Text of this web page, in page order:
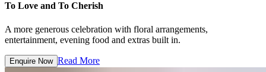
To Love and To Cherish​​​​‌ ‍ ​‍​‍‌‍ ‌ ​‍‌‍‍‌‌‍‌ ‌‍‍‌‌‍ ‍​‍​‍​ ‍‍​‍​‍‌ ​ ‌‍​‌‌‍ ‍‌‍‍‌‌ ‌​‌ ‍‌​‍ ‍‌‍‍‌‌‍ ​‍​‍​‍ ​​‍​‍‌‍‍​‌ ​‍‌‍‌‌‌‍‌‍​‍​‍​ ‍‍​‍​‍‌‍‍​‌ ‌​‌ ‌​‌ ​​‌ ​ ​ ‍‍​‍ ​‍ ‌‍ ​​‍ ‌‌‍​‌‌‍ ‍‌‍‌​​‍ ‌‌ ​‍​‍ ‌‌‍‍​‌‍ ‌ ‌​‌‍‌‌‌‍ ​‌ ​ ​‍ ‌‌ ​ ‌ ‌​‌ ‌‌‌‍‌​‌‍‍‌‌‍ ​‍ ‍‌ ‌‍‌‍‌‌‌ ​‍‌‍​ ‌‍‌‌‌‍ ​​‍ ‍‌‍​‌‌ ​​‌ ​​​‍ ‌‍‍‌‌‍ ‍‌ ‌​‌‍‌‌‌‍ ‍‌ ‌​​‍ ‌‍‌‌‌‍‌​‌‍‍‌‌ ‌​​‍ ‌‍ ‌‌‍ ‌‍‌​‌‍‌‌​ ‌‌ ​​‌ ​‍‌‍‌‌‌ ​ ‌‍‌‌‌‍ ‍‌ ‌​‌‍​‌‌ ‌​‌‍‍‌‌‍ ‌‍ ‍​ ‍ ‌‍‍‌‌‍‌​​ ‌​ ​‍​ ‍‌​ ‌​‌‍‌​​ ‌‌​ ‌‌‌‍‌‍​ ‌​​‍ ‌‌‍​‍‌‍‌‌​ ‌‌‌‍‌‌​‍ ‌​ ‌​​ ​​‌‍​‌​ ​‌​‍ ‌‌‍​‌​ ‌ ​ ‍‌​ ‌ ​‍ ‌‌‍‌‍​ ‌ ​ ​ ‌‍​‍‌‍‌‍‌‍‌​‌‍​ ‌‍‌‌​ ‌ ‌‍​‍‌‍‌‌​ ​​​ ‍ ‌ ‌​‌ ‍‌‌ ​​‌‍‌‌​ ‌‌‍‍​‌‍ ‌ ‌​‌‍‌‌‌‍ ​‌‌​ ‌‍‍‌‌ ‌​‌‍‌‌‌‌​​‌‍​‌‌‍‌ ‌‍‌‌​ ‍ ‌ ​​‌‍​‌‌ ‌​‌‍‍​​ ‌‌ ​​‌‍​‌‌‍‌ ‌‍‌‌‌​​‍‌ ‌‌‌‍‍‌‌‍ ​‌‍‌​‌‍‌‌‌ ​‍​‍‌‌​ ‌‌‌​​‍‌‌ ‌‍‍ ‌‍‌‌‌ ‍‌​‍‌‌​ ​ ‌​‌​​‍‌‌​ ​ ‌​‌​​‍‌‌​ ​‍​ ​‍‌‍​‍​ ​ ‌‍‌‍​ ​‌​ ‌‍​ ‍‌‌‍‌‍​ ‍​‌‍‌‍‌‍‌‍‌‍‌‌​ ​‍​‍‌‌​ ​‍​ ​‍​‍‌‌​ ‌‌‌​‌​​‍ ‍‌‍​ ‌‍ ‌‍ ‍‌ ‌​‌‍‌‌‌‍ ‍‌ ‌​​‍‌‌​ ‌‌‌​​‍‌‌ ‌‍‍ ‌‍‌‌‌ ‍‌​‍‌‌​ ​ ‌​‌​​‍‌‌​ ​ ‌​‌​​‍‌‌​ ​‍​ ​‍‌‍‌​​ ‍​​ ‌ ‌‍​ ​ ‌ ​ ​​​ ​‌​ ‌‍‌‍‌​​ ‍‌​ ​ ​ ​‍​‍‌‌​ ​‍​ ​‍​‍‌‌​ ‌‌‌​‌​​‍ ‍‌ ‌​‌‍‍‌‌ ‌​‌‍ ​‌‍‌‌​ ‌‍​‍‌‍​‌‌ ​ ‌‍‌‌‌‌‌‌‌ ​‍‌‍ ​​ ‌‌‍‍​‌ ‌​‌ ‌​‌ ​​‌ ​ ​‍‌‌​ ​ ‌​​‌​‍‌‌​ ​‍‌​‌‍​‍‌‌​ ​‍‌​‌‍‌‍ ​​‍ ‌‌‍​‌‌‍ ‍‌‍‌​​‍ ‌‌ ​‍​‍ ‌‌‍‍​‌‍ ‌ ‌​‌‍‌‌‌‍ ​‌ ​ ​‍ ‌‌ ​ ‌ ‌​‌ ‌‌‌‍‌​‌‍‍‌‌‍ ​‍ ‍‌ ‌‍‌‍‌‌‌ ​‍‌‍​ ‌‍‌‌‌‍ ​​‍ ‍‌‍​‌‌ ​​‌ ​​​‍‌‍‌‍‍‌‌‍‌​​ ‌​ ​‍​ ‍‌​ ‌​‌‍‌​​ ‌‌​ ‌‌‌‍‌‍​ ‌​​‍ ‌‌‍​‍‌‍‌‌​ ‌‌‌‍‌‌​‍ ‌​ ‌​​ ​​‌‍​‌​ ​‌​‍ ‌‌‍​‌​ ‌ ​ ‍‌​ ‌ ​‍ ‌‌‍‌‍​ ‌ ​ ​ ‌‍​‍‌‍‌‍‌‍‌​‌‍​ ‌‍‌‌​ ‌ ‌‍​‍‌‍‌‌​ ​​​‍‌‍‌ ‌​‌ ‍‌‌ ​​‌‍‌‌​ ‌‌‍‍​‌‍ ‌ ‌​‌‍‌‌‌‍ ​‌‌​ ‌‍‍‌‌ ‌​‌‍‌‌‌‌​​‌‍​‌‌‍‌ ‌‍‌‌​‍‌‍‌ ​​‌‍​‌‌ ‌​‌‍‍​​ ‌‌ ​​‌‍​‌‌‍‌ ‌‍‌‌‌​​‍‌ ‌‌‌‍‍‌‌‍ ​‌‍‌​‌‍‌‌‌ ​‍​‍‌‌​ ‌‌‌​​‍‌‌ ‌‍‍ ‌‍‌‌‌ ‍‌​‍‌‌​ ​ ‌​‌​​‍‌‌​ ​ ‌​‌​​‍‌‌​ ​‍​ ​‍‌‍​‍​ ​ ‌‍‌‍​ ​‌​ ‌‍​ ‍‌‌‍‌‍​ ‍​‌‍‌‍‌‍‌‍‌‍‌‌​ ​‍​‍‌‌​ ​‍​ ​‍​‍‌‌​ ‌‌‌​‌​​‍ ‍‌‍​ ‌‍ ‌‍ ‍‌ ‌​‌‍‌‌‌‍ ‍‌ ‌​​‍‌‌​ ‌‌‌​​‍‌‌ ‌‍‍ ‌‍‌‌‌ ‍‌​‍‌‌​ ​ ‌​‌​​‍‌‌​ ​ ‌​‌​​‍‌‌​ ​‍​ ​‍‌‍‌​​ ‍​​ ‌ ‌‍​ ​ ‌ ​ ​​​ ​‌​ ‌‍‌‍‌​​ ‍‌​ ​ ​ ​‍​‍‌‌​ ​‍​ ​‍​‍‌‌​ ‌‌‌​‌​​‍ ‍‌ ‌​‌‍‍‌‌ ‌​‌‍ ​‌‍‌‌​‍‌‍‌ ​​‌‍‌‌‌ ​‍‌ ​ ‌ ​​‌‍‌‌‌‍​ ‌ ‌​‌‍‍‌‌ ‌‍‌‍‌‌​ ‌‌ ​​‌ ‌‌‌‍​‍‌‍ ​‌‍‍‌‌ ​ ‌‍‍​‌‍‌‌‌‍‌​​‍​‍‌ ‌
A more generous celebration with floral arrangements,
entertainment, evening food and extras built in.​​​​‌ ‍ ​‍​‍‌‍ ‌ ​‍‌‍‍‌‌‍‌ ‌‍‍‌‌‍ ‍​‍​‍​ ‍‍​‍​‍‌ ​ ‌‍​‌‌‍ ‍‌‍‍‌‌ ‌​‌ ‍‌​‍ ‍‌‍‍‌‌‍ ​‍​‍​‍ ​​‍​‍‌‍‍​‌ ​‍‌‍‌‌‌‍‌‍​‍​‍​ ‍‍​‍​‍‌‍‍​‌ ‌​‌ ‌​‌ ​​‌ ​ ​ ‍‍​‍ ​‍ ‌‍ ​​‍ ‌‌‍​‌‌‍ ‍‌‍‌​​‍ ‌‌ ​‍​‍ ‌‌‍‍​‌‍ ‌ ‌​‌‍‌‌‌‍ ​‌ ​ ​‍ ‌‌ ​ ‌ ‌​‌ ‌‌‌‍‌​‌‍‍‌‌‍ ​‍ ‍‌ ‌‍‌‍‌‌‌ ​‍‌‍​ ‌‍‌‌‌‍ ​​‍ ‍‌‍​‌‌ ​​‌ ​​​‍ ‌‍‍‌‌‍ ‍‌ ‌​‌‍‌‌‌‍ ‍‌ ‌​​‍ ‌‍‌‌‌‍‌​‌‍‍‌‌ ‌​​‍ ‌‍ ‌‌‍ ‌‍‌​‌‍‌‌​ ‌‌ ​​‌ ​‍‌‍‌‌‌ ​ ‌‍‌‌‌‍ ‍‌ ‌​‌‍​‌‌ ‌​‌‍‍‌‌‍ ‌‍ ‍​ ‍ ‌‍‍‌‌‍‌​​ ‌​ ​‍​ ‍‌​ ‌​‌‍‌​​ ‌‌​ ‌‌‌‍‌‍​ ‌​​‍ ‌‌‍​‍‌‍‌‌​ ‌‌‌‍‌‌​‍ ‌​ ‌​​ ​​‌‍​‌​ ​‌​‍ ‌‌‍​‌​ ‌ ​ ‍‌​ ‌ ​‍ ‌‌‍‌‍​ ‌ ​ ​ ‌‍​‍‌‍‌‍‌‍‌​‌‍​ ‌‍‌‌​ ‌ ‌‍​‍‌‍‌‌​ ​​​ ‍ ‌ ‌​‌ ‍‌‌ ​​‌‍‌‌​ ‌‌‍‍​‌‍ ‌ ‌​‌‍‌‌‌‍ ​‌‌​ ‌‍‍‌‌ ‌​‌‍‌‌‌‌​​‌‍​‌‌‍‌ ‌‍‌‌​ ‍ ‌ ​​‌‍​‌‌ ‌​‌‍‍​​ ‌‌ ​​‌‍​‌‌‍‌ ‌‍‌‌‌​​‍‌ ‌‌‌‍‍‌‌‍ ​‌‍‌​‌‍‌‌‌ ​‍​‍‌‌​ ‌‌‌​​‍‌‌ ‌‍‍ ‌‍‌‌‌ ‍‌​‍‌‌​ ​ ‌​‌​​‍‌‌​ ​ ‌​‌​​‍‌‌​ ​‍​ ​‍‌‍​‍​ ​ ‌‍‌‍​ ​‌​ ‌‍​ ‍‌‌‍‌‍​ ‍​‌‍‌‍‌‍‌‍‌‍‌‌​ ​‍​‍‌‌​ ​‍​ ​‍​‍‌‌​ ‌‌‌​‌​​‍ ‍‌‍​ ‌‍ ‌‍ ‍‌ ‌​‌‍‌‌‌‍ ‍‌ ‌​​‍‌‌​ ‌‌‌​​‍‌‌ ‌‍‍ ‌‍‌‌‌ ‍‌​‍‌‌​ ​ ‌​‌​​‍‌‌​ ​ ‌​‌​​‍‌‌​ ​‍​ ​‍‌‍‌​​ ‍​​ ‌ ‌‍​ ​ ‌ ​ ​​​ ​‌​ ‌‍‌‍‌​​ ‍‌​ ​ ​ ​‍​‍‌‌​ ​‍​ ​‍​‍‌‌​ ‌‌‌​‌​​‍ ‍‌‍‌‌‌ ‍​‌‍​ ‌‍‌‌‌ ​‍‌ ​​‌ ‌​​ ‌‍​‍‌‍​‌‌ ​ ‌‍‌‌‌‌‌‌‌ ​‍‌‍ ​​ ‌‌‍‍​‌ ‌​‌ ‌​‌ ​​‌ ​ ​‍‌‌​ ​ ‌​​‌​‍‌‌​ ​‍‌​‌‍​‍‌‌​ ​‍‌​‌‍‌‍ ​​‍ ‌‌‍​‌‌‍ ‍‌‍‌​​‍ ‌‌ ​‍​‍ ‌‌‍‍​‌‍ ‌ ‌​‌‍‌‌‌‍ ​‌ ​ ​‍ ‌‌ ​ ‌ ‌​‌ ‌‌‌‍‌​‌‍‍‌‌‍ ​‍ ‍‌ ‌‍‌‍‌‌‌ ​‍‌‍​ ‌‍‌‌‌‍ ​​‍ ‍‌‍​‌‌ ​​‌ ​​​‍‌‍‌‍‍‌‌‍‌​​ ‌​ ​‍​ ‍‌​ ‌​‌‍‌​​ ‌‌​ ‌‌‌‍‌‍​ ‌​​‍ ‌‌‍​‍‌‍‌‌​ ‌‌‌‍‌‌​‍ ‌​ ‌​​ ​​‌‍​‌​ ​‌​‍ ‌‌‍​‌​ ‌ ​ ‍‌​ ‌ ​‍ ‌‌‍‌‍​ ‌ ​ ​ ‌‍​‍‌‍‌‍‌‍‌​‌‍​ ‌‍‌‌​ ‌ ‌‍​‍‌‍‌‌​ ​​​‍‌‍‌ ‌​‌ ‍‌‌ ​​‌‍‌‌​ ‌‌‍‍​‌‍ ‌ ‌​‌‍‌‌‌‍ ​‌‌​ ‌‍‍‌‌ ‌​‌‍‌‌‌‌​​‌‍​‌‌‍‌ ‌‍‌‌​‍‌‍‌ ​​‌‍​‌‌ ‌​‌‍‍​​ ‌‌ ​​‌‍​‌‌‍‌ ‌‍‌‌‌​​‍‌ ‌‌‌‍‍‌‌‍ ​‌‍‌​‌‍‌‌‌ ​‍​‍‌‌​ ‌‌‌​​‍‌‌ ‌‍‍ ‌‍‌‌‌ ‍‌​‍‌‌​ ​ ‌​‌​​‍‌‌​ ​ ‌​‌​​‍‌‌​ ​‍​ ​‍‌‍​‍​ ​ ‌‍‌‍​ ​‌​ ‌‍​ ‍‌‌‍‌‍​ ‍​‌‍‌‍‌‍‌‍‌‍‌‌​ ​‍​‍‌‌​ ​‍​ ​‍​‍‌‌​ ‌‌‌​‌​​‍ ‍‌‍​ ‌‍ ‌‍ ‍‌ ‌​‌‍‌‌‌‍ ‍‌ ‌​​‍‌‌​ ‌‌‌​​‍‌‌ ‌‍‍ ‌‍‌‌‌ ‍‌​‍‌‌​ ​ ‌​‌​​‍‌‌​ ​ ‌​‌​​‍‌‌​ ​‍​ ​‍‌‍‌​​ ‍​​ ‌ ‌‍​ ​ ‌ ​ ​​​ ​‌​ ‌‍‌‍‌​​ ‍‌​ ​ ​ ​‍​‍‌‌​ ​‍​ ​‍​‍‌‌​ ‌‌‌​‌​​‍ ‍‌‍‌‌‌ ‍​‌‍​ ‌‍‌‌‌ ​‍‌ ​​‌ ‌​​‍‌‍‌ ​​‌‍‌‌‌ ​‍‌ ​ ‌ ​​‌‍‌‌‌‍​ ‌ ‌​‌‍‍‌‌ ‌‍‌‍‌‌​ ‌‌ ​​‌ ‌‌‌‍​‍‌‍ ​‌‍‍‌‌ ​ ‌‍‍​‌‍‌‌‌‍‌​​‍​‍‌ ‌
Enquire Now​​​​‌ ‍ ​‍​‍‌‍ ‌ ​‍‌‍‍‌‌‍‌ ‌‍‍‌‌‍ ‍​‍​‍​ ‍‍​‍​‍‌ ​ ‌‍​‌‌‍ ‍‌‍‍‌‌ ‌​‌ ‍‌​‍ ‍‌‍‍‌‌‍ ​‍​‍​‍ ​​‍​‍‌‍‍​‌ ​‍‌‍‌‌‌‍‌‍​‍​‍​ ‍‍​‍​‍‌‍‍​‌ ‌​‌ ‌​‌ ​​‌ ​ ​ ‍‍​‍ ​‍ ‌‍ ​​‍ ‌‌‍​‌‌‍ ‍‌‍‌​​‍ ‌‌ ​‍​‍ ‌‌‍‍​‌‍ ‌ ‌​‌‍‌‌‌‍ ​‌ ​ ​‍ ‌‌ ​ ‌ ‌​‌ ‌‌‌‍‌​‌‍‍‌‌‍ ​‍ ‍‌ ‌‍‌‍‌‌‌ ​‍‌‍​ ‌‍‌‌‌‍ ​​‍ ‍‌‍​‌‌ ​​‌ ​​​‍ ‌‍‍‌‌‍ ‍‌ ‌​‌‍‌‌‌‍ ‍‌ ‌​​‍ ‌‍‌‌‌‍‌​‌‍‍‌‌ ‌​​‍ ‌‍ ‌‌‍ ‌‍‌​‌‍‌‌​ ‌‌ ​​‌ ​‍‌‍‌‌‌ ​ ‌‍‌‌‌‍ ‍‌ ‌​‌‍​‌‌ ‌​‌‍‍‌‌‍ ‌‍ ‍​ ‍ ‌‍‍‌‌‍‌​​ ‌​ ​‍​ ‍‌​ ‌​‌‍‌​​ ‌‌​ ‌‌‌‍‌‍​ ‌​​‍ ‌‌‍​‍‌‍‌‌​ ‌‌‌‍‌‌​‍ ‌​ ‌​​ ​​‌‍​‌​ ​‌​‍ ‌‌‍​‌​ ‌ ​ ‍‌​ ‌ ​‍ ‌‌‍‌‍​ ‌ ​ ​ ‌‍​‍‌‍‌‍‌‍‌​‌‍​ ‌‍‌‌​ ‌ ‌‍​‍‌‍‌‌​ ​​​ ‍ ‌ ‌​‌ ‍‌‌ ​​‌‍‌‌​ ‌‌‍‍​‌‍ ‌ ‌​‌‍‌‌‌‍ ​‌‌​ ‌‍‍‌‌ ‌​‌‍‌‌‌‌​​‌‍​‌‌‍‌ ‌‍‌‌​ ‍ ‌ ​​‌‍​‌‌ ‌​‌‍‍​​ ‌‌ ​​‌‍​‌‌‍‌ ‌‍‌‌‌​​‍‌ ‌‌‌‍‍‌‌‍ ​‌‍‌​‌‍‌‌‌ ​‍​‍‌‌​ ‌‌‌​​‍‌‌ ‌‍‍ ‌‍‌‌‌ ‍‌​‍‌‌​ ​ ‌​‌​​‍‌‌​ ​ ‌​‌​​‍‌‌​ ​‍​ ​‍‌‍​‍​ ​ ‌‍‌‍​ ​‌​ ‌‍​ ‍‌‌‍‌‍​ ‍​‌‍‌‍‌‍‌‍‌‍‌‌​ ​‍​‍‌‌​ ​‍​ ​‍​‍‌‌​ ‌‌‌​‌​​‍ ‍‌‍​ ‌‍ ‌‍ ‍‌ ‌​‌‍‌‌‌‍ ‍‌ ‌​​‍‌‌​ ‌‌‌​​‍‌‌ ‌‍‍ ‌‍‌‌‌ ‍‌​‍‌‌​ ​ ‌​‌​​‍‌‌​ ​ ‌​‌​​‍‌‌​ ​‍​ ​‍‌‍‌​​ ‍​​ ‌ ‌‍​ ​ ‌ ​ ​​​ ​‌​ ‌‍‌‍‌​​ ‍‌​ ​ ​ ​‍​‍‌‌​ ​‍​ ​‍​‍‌‌​ ‌‌‌​‌​​‍ ‍‌ ​​‌ ​‍‌‍‍‌‌‍ ‌‌‍​‌‌ ​‍‌ ‍‌‌​​ ‌ ‌​‌‍​‌​‍ ‍‌‍ ​‌‍​‌‌‍​‍‌‍‌‌‌‍ ​​ ‌‍​‍‌‍​‌‌ ​ ‌‍‌‌‌‌‌‌‌ ​‍‌‍ ​​ ‌‌‍‍​‌ ‌​‌ ‌​‌ ​​‌ ​ ​‍‌‌​ ​ ‌​​‌​‍‌‌​ ​‍‌​‌‍​‍‌‌​ ​‍‌​‌‍‌‍ ​​‍ ‌‌‍​‌‌‍ ‍‌‍‌​​‍ ‌‌ ​‍​‍ ‌‌‍‍​‌‍ ‌ ‌​‌‍‌‌‌‍ ​‌ ​ ​‍ ‌‌ ​ ‌ ‌​‌ ‌‌‌‍‌​‌‍‍‌‌‍ ​‍ ‍‌ ‌‍‌‍‌‌‌ ​‍‌‍​ ‌‍‌‌‌‍ ​​‍ ‍‌‍​‌‌ ​​‌ ​​​‍‌‍‌‍‍‌‌‍‌​​ ‌​ ​‍​ ‍‌​ ‌​‌‍‌​​ ‌‌​ ‌‌‌‍‌‍​ ‌​​‍ ‌‌‍​‍‌‍‌‌​ ‌‌‌‍‌‌​‍ ‌​ ‌​​ ​​‌‍​‌​ ​‌​‍ ‌‌‍​‌​ ‌ ​ ‍‌​ ‌ ​‍ ‌‌‍‌‍​ ‌ ​ ​ ‌‍​‍‌‍‌‍‌‍‌​‌‍​ ‌‍‌‌​ ‌ ‌‍​‍‌‍‌‌​ ​​​‍‌‍‌ ‌​‌ ‍‌‌ ​​‌‍‌‌​ ‌‌‍‍​‌‍ ‌ ‌​‌‍‌‌‌‍ ​‌‌​ ‌‍‍‌‌ ‌​‌‍‌‌‌‌​​‌‍​‌‌‍‌ ‌‍‌‌​‍‌‍‌ ​​‌‍​‌‌ ‌​‌‍‍​​ ‌‌ ​​‌‍​‌‌‍‌ ‌‍‌‌‌​​‍‌ ‌‌‌‍‍‌‌‍ ​‌‍‌​‌‍‌‌‌ ​‍​‍‌‌​ ‌‌‌​​‍‌‌ ‌‍‍ ‌‍‌‌‌ ‍‌​‍‌‌​ ​ ‌​‌​​‍‌‌​ ​ ‌​‌​​‍‌‌​ ​‍​ ​‍‌‍​‍​ ​ ‌‍‌‍​ ​‌​ ‌‍​ ‍‌‌‍‌‍​ ‍​‌‍‌‍‌‍‌‍‌‍‌‌​ ​‍​‍‌‌​ ​‍​ ​‍​‍‌‌​ ‌‌‌​‌​​‍ ‍‌‍​ ‌‍ ‌‍ ‍‌ ‌​‌‍‌‌‌‍ ‍‌ ‌​​‍‌‌​ ‌‌‌​​‍‌‌ ‌‍‍ ‌‍‌‌‌ ‍‌​‍‌‌​ ​ ‌​‌​​‍‌‌​ ​ ‌​‌​​‍‌‌​ ​‍​ ​‍‌‍‌​​ ‍​​ ‌ ‌‍​ ​ ‌ ​ ​​​ ​‌​ ‌‍‌‍‌​​ ‍‌​ ​ ​ ​‍​‍‌‌​ ​‍​ ​‍​‍‌‌​ ‌‌‌​‌​​‍ ‍‌ ​​‌ ​‍‌‍‍‌‌‍ ‌‌‍​‌‌ ​‍‌ ‍‌‌​​ ‌ ‌​‌‍​‌​‍ ‍‌‍ ​‌‍​‌‌‍​‍‌‍‌‌‌‍ ​​‍‌‍‌ ​​‌‍‌‌‌ ​‍‌ ​ ‌ ​​‌‍‌‌‌‍​ ‌ ‌​‌‍‍‌‌ ‌‍‌‍‌‌​ ‌‌ ​​‌ ‌‌‌‍​‍‌‍ ​‌‍‍‌‌ ​ ‌‍‍​‌‍‌‌‌‍‌​​‍​‍‌ ‌ Read More​​​​‌ ‍ ​‍​‍‌‍ ‌ ​‍‌‍‍‌‌‍‌ ‌‍‍‌‌‍ ‍​‍​‍​ ‍‍​‍​‍‌ ​ ‌‍​‌‌‍ ‍‌‍‍‌‌ ‌​‌ ‍‌​‍ ‍‌‍‍‌‌‍ ​‍​‍​‍ ​​‍​‍‌‍‍​‌ ​‍‌‍‌‌‌‍‌‍​‍​‍​ ‍‍​‍​‍‌‍‍​‌ ‌​‌ ‌​‌ ​​‌ ​ ​ ‍‍​‍ ​‍ ‌‍ ​​‍ ‌‌‍​‌‌‍ ‍‌‍‌​​‍ ‌‌ ​‍​‍ ‌‌‍‍​‌‍ ‌ ‌​‌‍‌‌‌‍ ​‌ ​ ​‍ ‌‌ ​ ‌ ‌​‌ ‌‌‌‍‌​‌‍‍‌‌‍ ​‍ ‍‌ ‌‍‌‍‌‌‌ ​‍‌‍​ ‌‍‌‌‌‍ ​​‍ ‍‌‍​‌‌ ​​‌ ​​​‍ ‌‍‍‌‌‍ ‍‌ ‌​‌‍‌‌‌‍ ‍‌ ‌​​‍ ‌‍‌‌‌‍‌​‌‍‍‌‌ ‌​​‍ ‌‍ ‌‌‍ ‌‍‌​‌‍‌‌​ ‌‌ ​​‌ ​‍‌‍‌‌‌ ​ ‌‍‌‌‌‍ ‍‌ ‌​‌‍​‌‌ ‌​‌‍‍‌‌‍ ‌‍ ‍​ ‍ ‌‍‍‌‌‍‌​​ ‌​ ​‍​ ‍‌​ ‌​‌‍‌​​ ‌‌​ ‌‌‌‍‌‍​ ‌​​‍ ‌‌‍​‍‌‍‌‌​ ‌‌‌‍‌‌​‍ ‌​ ‌​​ ​​‌‍​‌​ ​‌​‍ ‌‌‍​‌​ ‌ ​ ‍‌​ ‌ ​‍ ‌‌‍‌‍​ ‌ ​ ​ ‌‍​‍‌‍‌‍‌‍‌​‌‍​ ‌‍‌‌​ ‌ ‌‍​‍‌‍‌‌​ ​​​ ‍ ‌ ‌​‌ ‍‌‌ ​​‌‍‌‌​ ‌‌‍‍​‌‍ ‌ ‌​‌‍‌‌‌‍ ​‌‌​ ‌‍‍‌‌ ‌​‌‍‌‌‌‌​​‌‍​‌‌‍‌ ‌‍‌‌​ ‍ ‌ ​​‌‍​‌‌ ‌​‌‍‍​​ ‌‌ ​​‌‍​‌‌‍‌ ‌‍‌‌‌​​‍‌ ‌‌‌‍‍‌‌‍ ​‌‍‌​‌‍‌‌‌ ​‍​‍‌‌​ ‌‌‌​​‍‌‌ ‌‍‍ ‌‍‌‌‌ ‍‌​‍‌‌​ ​ ‌​‌​​‍‌‌​ ​ ‌​‌​​‍‌‌​ ​‍​ ​‍‌‍​‍​ ​ ‌‍‌‍​ ​‌​ ‌‍​ ‍‌‌‍‌‍​ ‍​‌‍‌‍‌‍‌‍‌‍‌‌​ ​‍​‍‌‌​ ​‍​ ​‍​‍‌‌​ ‌‌‌​‌​​‍ ‍‌‍​ ‌‍ ‌‍ ‍‌ ‌​‌‍‌‌‌‍ ‍‌ ‌​​‍‌‌​ ‌‌‌​​‍‌‌ ‌‍‍ ‌‍‌‌‌ ‍‌​‍‌‌​ ​ ‌​‌​​‍‌‌​ ​ ‌​‌​​‍‌‌​ ​‍​ ​‍‌‍‌​​ ‍​​ ‌ ‌‍​ ​ ‌ ​ ​​​ ​‌​ ‌‍‌‍‌​​ ‍‌​ ​ ​ ​‍​‍‌‌​ ​‍​ ​‍​‍‌‌​ ‌‌‌​‌​​‍ ‍‌ ​ ‌‍‌‌‌‍​ ‌‍ ‌‍ ‍‌‍‌​‌‍​‌‌ ​‍‌ ‍‌‌​​ ‌ ‌​‌‍​‌​‍ ‍‌‍ ​‌‍​‌‌‍​‍‌‍‌‌‌‍ ​​ ‌‍​‍‌‍​‌‌ ​ ‌‍‌‌‌‌‌‌‌ ​‍‌‍ ​​ ‌‌‍‍​‌ ‌​‌ ‌​‌ ​​‌ ​ ​‍‌‌​ ​ ‌​​‌​‍‌‌​ ​‍‌​‌‍​‍‌‌​ ​‍‌​‌‍‌‍ ​​‍ ‌‌‍​‌‌‍ ‍‌‍‌​​‍ ‌‌ ​‍​‍ ‌‌‍‍​‌‍ ‌ ‌​‌‍‌‌‌‍ ​‌ ​ ​‍ ‌‌ ​ ‌ ‌​‌ ‌‌‌‍‌​‌‍‍‌‌‍ ​‍ ‍‌ ‌‍‌‍‌‌‌ ​‍‌‍​ ‌‍‌‌‌‍ ​​‍ ‍‌‍​‌‌ ​​‌ ​​​‍‌‍‌‍‍‌‌‍‌​​ ‌​ ​‍​ ‍‌​ ‌​‌‍‌​​ ‌‌​ ‌‌‌‍‌‍​ ‌​​‍ ‌‌‍​‍‌‍‌‌​ ‌‌‌‍‌‌​‍ ‌​ ‌​​ ​​‌‍​‌​ ​‌​‍ ‌‌‍​‌​ ‌ ​ ‍‌​ ‌ ​‍ ‌‌‍‌‍​ ‌ ​ ​ ‌‍​‍‌‍‌‍‌‍‌​‌‍​ ‌‍‌‌​ ‌ ‌‍​‍‌‍‌‌​ ​​​‍‌‍‌ ‌​‌ ‍‌‌ ​​‌‍‌‌​ ‌‌‍‍​‌‍ ‌ ‌​‌‍‌‌‌‍ ​‌‌​ ‌‍‍‌‌ ‌​‌‍‌‌‌‌​​‌‍​‌‌‍‌ ‌‍‌‌​‍‌‍‌ ​​‌‍​‌‌ ‌​‌‍‍​​ ‌‌ ​​‌‍​‌‌‍‌ ‌‍‌‌‌​​‍‌ ‌‌‌‍‍‌‌‍ ​‌‍‌​‌‍‌‌‌ ​‍​‍‌‌​ ‌‌‌​​‍‌‌ ‌‍‍ ‌‍‌‌‌ ‍‌​‍‌‌​ ​ ‌​‌​​‍‌‌​ ​ ‌​‌​​‍‌‌​ ​‍​ ​‍‌‍​‍​ ​ ‌‍‌‍​ ​‌​ ‌‍​ ‍‌‌‍‌‍​ ‍​‌‍‌‍‌‍‌‍‌‍‌‌​ ​‍​‍‌‌​ ​‍​ ​‍​‍‌‌​ ‌‌‌​‌​​‍ ‍‌‍​ ‌‍ ‌‍ ‍‌ ‌​‌‍‌‌‌‍ ‍‌ ‌​​‍‌‌​ ‌‌‌​​‍‌‌ ‌‍‍ ‌‍‌‌‌ ‍‌​‍‌‌​ ​ ‌​‌​​‍‌‌​ ​ ‌​‌​​‍‌‌​ ​‍​ ​‍‌‍‌​​ ‍​​ ‌ ‌‍​ ​ ‌ ​ ​​​ ​‌​ ‌‍‌‍‌​​ ‍‌​ ​ ​ ​‍​‍‌‌​ ​‍​ ​‍​‍‌‌​ ‌‌‌​‌​​‍ ‍‌ ​ ‌‍‌‌‌‍​ ‌‍ ‌‍ ‍‌‍‌​‌‍​‌‌ ​‍‌ ‍‌‌​​ ‌ ‌​‌‍​‌​‍ ‍‌‍ ​‌‍​‌‌‍​‍‌‍‌‌‌‍ ​​‍‌‍‌ ​​‌‍‌‌‌ ​‍‌ ​ ‌ ​​‌‍‌‌‌‍​ ‌ ‌​‌‍‍‌‌ ‌‍‌‍‌‌​ ‌‌ ​​‌ ‌‌‌‍​‍‌‍ ​‌‍‍‌‌ ​ ‌‍‍​‌‍‌‌‌‍‌​​‍​‍‌ ‌